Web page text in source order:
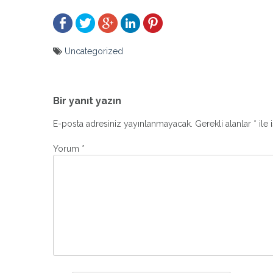
Uncategorized
gezinmesi
Bir yanıt yazın
E-posta adresiniz yayınlanmayacak. Gerekli alanlar * ile
Yorum *